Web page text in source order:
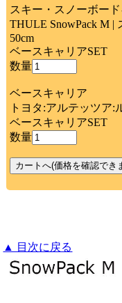
スキー・スノーボー
THULE SnowPack M |
50cm
ベースキャリアSET
数量
ベースキャリア
トヨタ:アルテッツア:
ベースキャリアSET
数量
▲ 目次に戻る